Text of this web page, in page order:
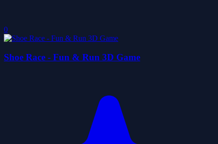
0
Shoe Race - Fun & Run 3D Game